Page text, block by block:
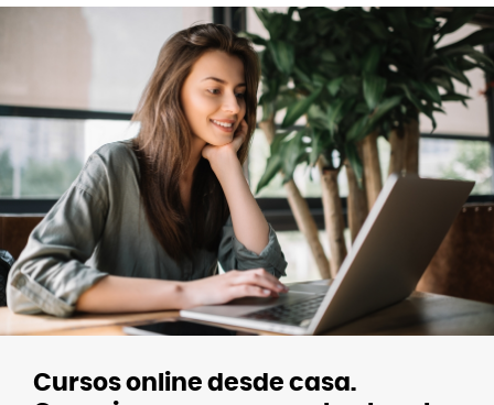
Cursos online desde casa.